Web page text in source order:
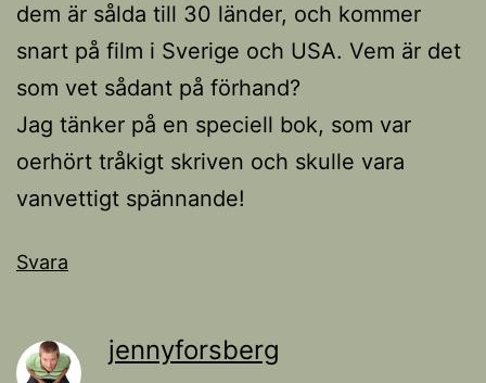
dem är sålda till 30 länder, och kommer
snart på film i Sverige och USA. Vem är det
som vet sådant på förhand?
Jag tänker på en speciell bok, som var
oerhört tråkigt skriven och skulle vara
vanvettigt spännande!
Svara
jennyforsberg